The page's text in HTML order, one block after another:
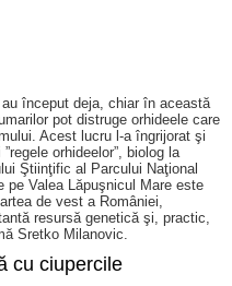
început deja, chiar în această
pot distru­ge orhideele care
Acest lucru l-a îngrijorat şi
orhideelor”, biolog la
Ştiinţific al Parcului Naţional
pe Valea Lăpuşnicul Mare este
de vest a României,
resursă genetică şi, practic,
Sretko Milanovic.
cu ciupercile